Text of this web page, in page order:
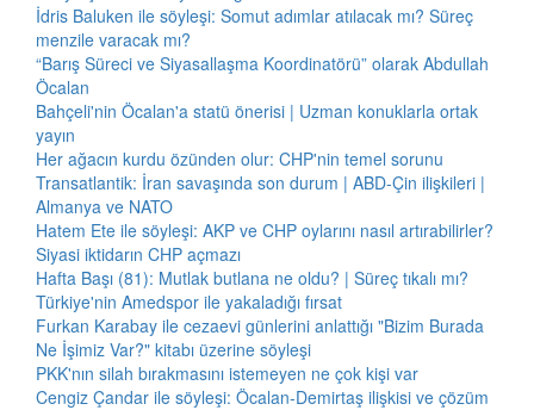
İdris Baluken ile söyleşi: Somut adımlar atılacak mı? Süreç
menzile varacak mı?
“Barış Süreci ve Siyasallaşma Koordinatörü” olarak Abdullah
Öcalan
Bahçeli'nin Öcalan'a statü önerisi | Uzman konuklarla ortak
yayın
Her ağacın kurdu özünden olur: CHP'nin temel sorunu
Transatlantik: İran savaşında son durum | ABD-Çin ilişkileri |
Almanya ve NATO
Hatem Ete ile söyleşi: AKP ve CHP oylarını nasıl artırabilirler?
Siyasi iktidarın CHP açmazı
Hafta Başı (81): Mutlak butlana ne oldu? | Süreç tıkalı mı?
Türkiye'nin Amedspor ile yakaladığı fırsat
Furkan Karabay ile cezaevi günlerini anlattığı "Bizim Burada
Ne İşimiz Var?" kitabı üzerine söyleşi
PKK'nın silah bırakmasını istemeyen ne çok kişi var
Cengiz Çandar ile söyleşi: Öcalan-Demirtaş ilişkisi ve çözüm